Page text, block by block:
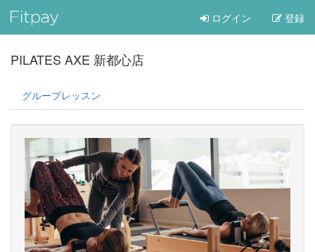
ログイン 登録
PILATES AXE 新都心店
グループレッスン